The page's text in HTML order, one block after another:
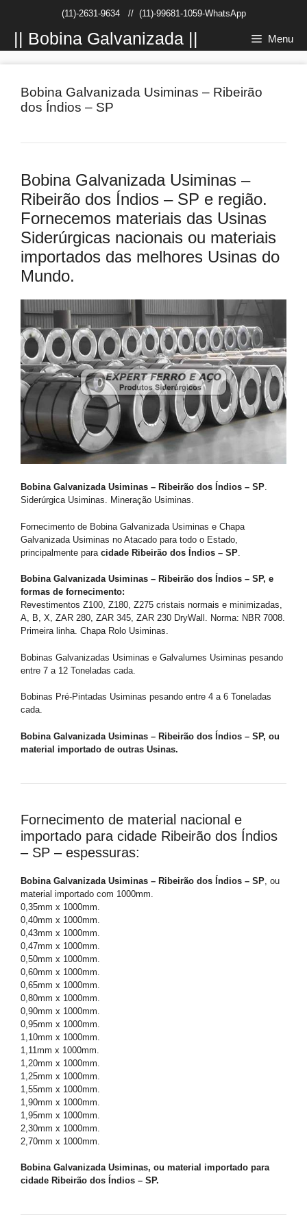
conteúdo
(11)-2631-9634// (11)-99681-1059-WhatsApp
|| Bobina Galvanizada || Menu
Bobina Galvanizada Usiminas – Ribeirão
dos Índios – SP
Bobina Galvanizada Usiminas –
Ribeirão dos Índios – SP e região.
Fornecemos materiais das Usinas
Siderúrgicas nacionais ou materiais
importados das melhores Usinas do
Mundo.
Bobina Galvanizada Usiminas – Ribeirão dos Índios – SP.
Siderúrgica Usiminas. Mineração Usiminas.
Fornecimento de Bobina Galvanizada Usiminas e Chapa
Galvanizada Usiminas no Atacado para todo o Estado,
principalmente para cidade Ribeirão dos Índios – SP
Bobina Galvanizada Usiminas – Ribeirão dos Índios – SP, e
formas de fornecimento:
Revestimentos Z100, Z180, Z275 cristais normais e minimizadas,
A, B, X, ZAR 280, ZAR 345, ZAR 230 DryWall. Norma: NBR 7008.
Primeira linha. Chapa Rolo Usiminas.
Bobinas Galvanizadas Usiminas e Galvalumes Usiminas pesando
entre 7 a 12 Toneladas cada.
Bobinas Pré-Pintadas Usiminas pesando entre 4 a 6 Toneladas
cada.
Bobina Galvanizada Usiminas – Ribeirão dos Índios – SP, ou
material importado de outras Usinas.
Fornecimento de material nacional e
importado para cidade Ribeirão dos Índios
– SP – espessuras:
Bobina Galvanizada Usiminas – Ribeirão dos Índios – SP , ou
material importado com 1000mm.
0,35mm x 1000mm.
0,40mm x 1000mm.
0,43mm x 1000mm.
0,47mm x 1000mm.
0,50mm x 1000mm.
0,60mm x 1000mm.
0,65mm x 1000mm.
0,80mm x 1000mm.
0,90mm x 1000mm.
0,95mm x 1000mm.
1,10mm x 1000mm.
1,11mm x 1000mm.
1,20mm x 1000mm.
1,25mm x 1000mm.
1,55mm x 1000mm.
1,90mm x 1000mm.
1,95mm x 1000mm.
2,30mm x 1000mm.
2,70mm x 1000mm.
Bobina Galvanizada Usiminas, ou material importado para
cidade Ribeirão dos Índios – SP.